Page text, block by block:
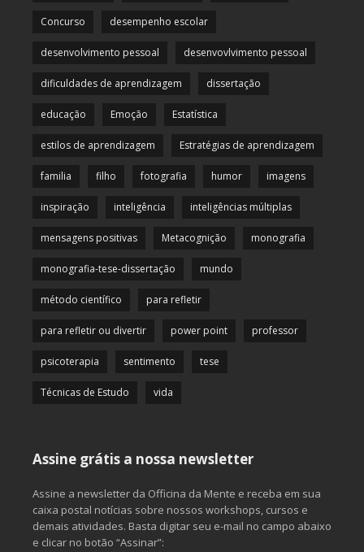
Concurso desempenho escolar
desenvolvimento pessoal desenvovlvimento pessoal
dificuldades de aprendizagem dissertação
educação Emoção Estatística
estilos de aprendizagem Estratégias de aprendizagem
familia filho fotografia humor imagens
inspiração inteligência inteligências múltiplas
mensagens positivas Metacognição monografia
monografia-tese-dissertação mundo
método científico para refletir
para refletir ou divertir power point professor
psicoterapia sentimento tese
Técnicas de Estudo vida
Assine grátis a nossa newsletter
Assine a newsletter da Officina da Mente e receba em sua
caixa postal notícias sobre nossos workshops, cursos e
demais atividades. Basta digitar seu e-mail no campo abaixo
e clicar no botão “Assinar”: